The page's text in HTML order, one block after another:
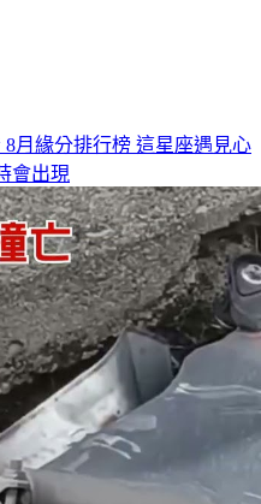
8月緣分排行榜 這星座遇見心
會出現